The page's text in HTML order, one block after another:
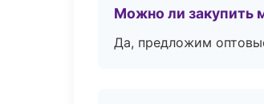
Можно ли закупить
Да, предложим